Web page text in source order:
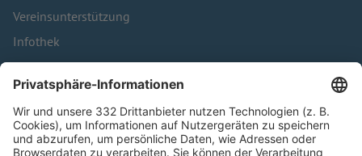
Vereinsunterstützung
Infothek
Kontakt
HÄUFIG BESUCHTE SEITEN
Pässe und Vereinswechsel